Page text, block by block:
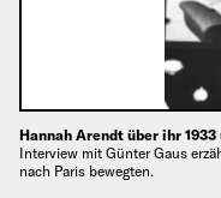
Hannah Arendt über ihr
Interview mit Günter Gaus
nach Paris bewegten.